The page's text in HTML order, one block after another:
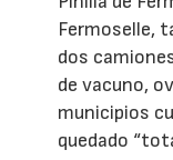
Fermoselle,
dos
de vacuno,
municipios
quedado